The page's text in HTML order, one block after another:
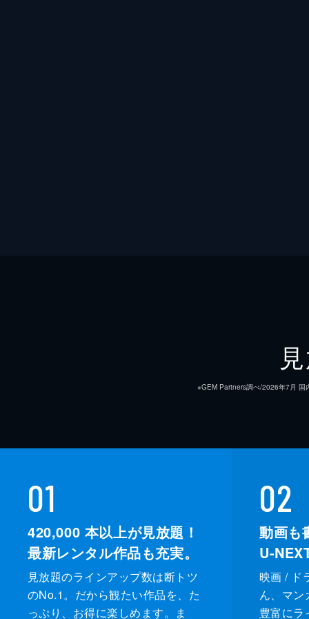
※GEM Partners調べ/2026年7⽉ 国
01
420,000 本以上が見放題！
最新レンタル作品も充実。
見放題のラインアップ数は断トツ
のNo.1。だから観たい作品を、た
っぷり、お得に楽しめます。ま
02
動画も
U-
映画 / ド
ん、マン
豊富にラ